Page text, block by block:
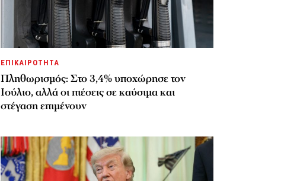
ΕΠΙΚΑΙΡΟΤΗΤΑ
Πληθωρισμός: Στο 3,4% υποχώρησε τον
Ιούλιο, αλλά οι πιέσεις σε καύσιμα και
στέγαση επιμένουν